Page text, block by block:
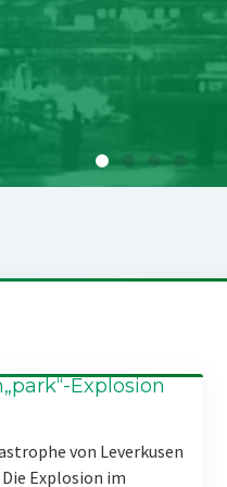
Explosion
von Leverkusen
Explosion im